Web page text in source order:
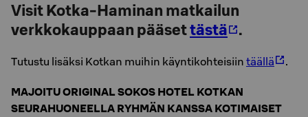
Visit Kotka-Haminan matkailun
verkkokauppaan pääsettästä .
Tutustu lisäksi Kotkan muihin käyntikohteisiin täällä .
MAJOITU ORIGINAL SOKOS HOTEL KOTKAN
SEURAHUONEELLA RYHMÄN KANSSA KOTIMAISET